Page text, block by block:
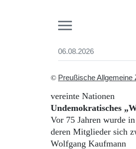
06.08.2026
Start
Aktuelle
Abonnenten-
Abonnent
Abo Prämien
Archiv
Suchen und
© Preußische Allgemeine
vereinte Nationen
Undemokratisches
Vor 75 Jahren wurde
deren Mitglieder sich
Wolfgang Kaufmann